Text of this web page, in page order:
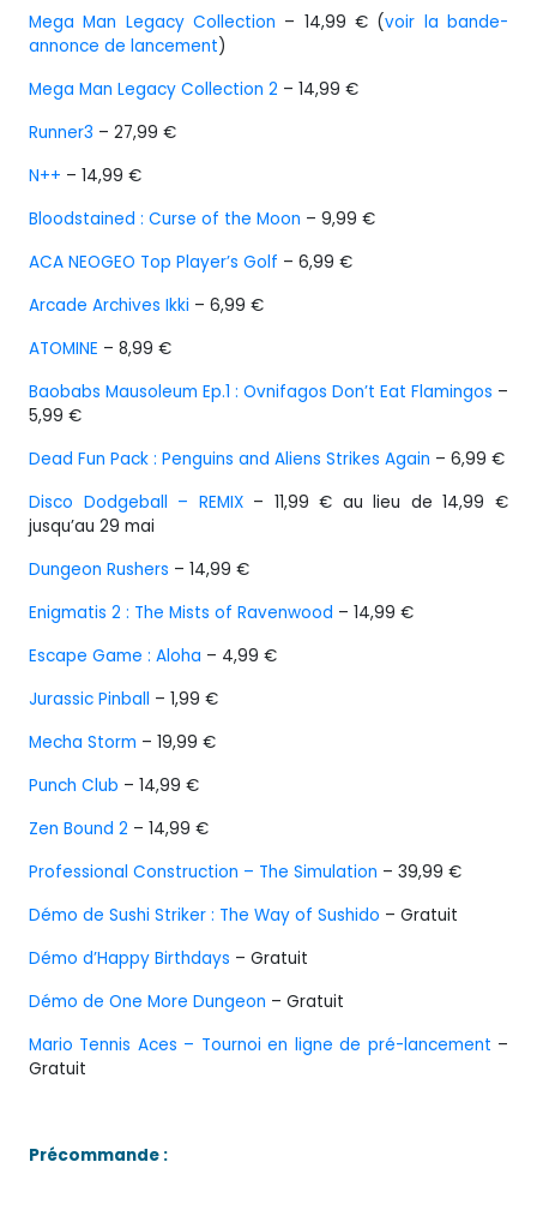
Mega Man Legacy Collection – 14,99 € (voir la bande-
annonce de lancement)
Mega Man Legacy Collection 2 – 14,99 €
Runner3 – 27,99 €
N++ – 14,99 €
Bloodstained : Curse of the Moon – 9,99 €
ACA NEOGEO Top Player’s Golf – 6,99 €
Arcade Archives Ikki – 6,99 €
ATOMINE – 8,99 €
Baobabs Mausoleum Ep.1 : Ovnifagos Don’t Eat Flamingos –
5,99 €
Dead Fun Pack : Penguins and Aliens Strikes Again – 6,99 €
Disco Dodgeball – REMIX– 11,99 € au lieu de 14,99 €
jusqu’au 29 mai
Dungeon Rushers – 14,99 €
Enigmatis 2 : The Mists of Ravenwood – 14,99 €
Escape Game : Aloha – 4,99 €
Jurassic Pinball – 1,99 €
Mecha Storm – 19,99 €
Punch Club – 14,99 €
Zen Bound 2 – 14,99 €
Professional Construction – The Simulation – 39,99 €
Démo de Sushi Striker : The Way of Sushido – Gratuit
Démo d’Happy Birthdays – Gratuit
Démo de One More Dungeon – Gratuit
Mario Tennis Aces – Tournoi en ligne de pré-lancement –
Gratuit
Précommande :